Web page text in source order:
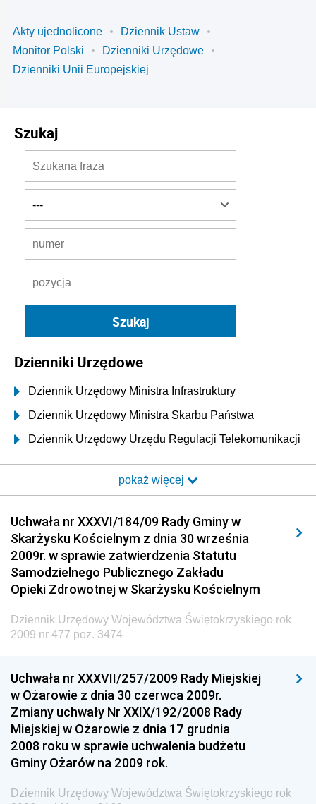
Akty ujednolicone
Dziennik Ustaw
Monitor Polski
Dzienniki Urzędowe
Dzienniki Unii Europejskiej
Szukaj
Dzienniki Urzędowe
Dziennik Urzędowy Ministra Infrastruktury
Dziennik Urzędowy Ministra Skarbu Państwa
Dziennik Urzędowy Urzędu Regulacji Telekomunikacji
Dziennik Urzędowy Ministra Transportu i Budownictwa
Elektronicznej
Dziennik Urzędowy Ministra Spraw Wewnętrznych i
Administracji
Dziennik Urzędowy Ministra Transportu
Dziennik Urzędowy Ministra Budownictwa
Dziennik Urzędowy Ministra Nauki i Szkolnictwa
Dziennik Urzędowy Głównego Urzędu Miar
Dziennik Urzędowy Ministra Rolnictwa i Rozwoju Wsi
Dziennik Urzędowy Ministra Edukacji Narodowej i
Sportu
Dziennik Urzędowy Ministra Edukacji i Nauki
Dziennik Urzędowy Ministra Edukacji Narodowej
pokaż więcej
Uchwała nr XXXVI/184/09 Rady Gminy w
Skarżysku Kościelnym z dnia 30 września
2009r. w sprawie zatwierdzenia Statutu
Samodzielnego Publicznego Zakładu
Opieki Zdrowotnej w Skarżysku Kościelnym
Dziennik Urzędowy Województwa Świętokrzyskiego rok
2009 nr 477 poz. 3474
Uchwała nr XXXVII/257/2009 Rady Miejskiej
w Ożarowie z dnia 30 czerwca 2009r.
Zmiany uchwały Nr XXIX/192/2008 Rady
Miejskiej w Ożarowie z dnia 17 grudnia
2008 roku w sprawie uchwalenia budżetu
Gminy Ożarów na 2009 rok.
Dziennik Urzędowy Województwa Świętokrzyskiego rok